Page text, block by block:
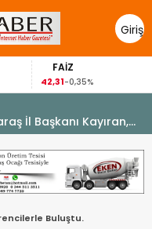
Giriş
Yap
FAİZ
42,31-0,35%
İl Başkanı Kayıran,
Buluştu.